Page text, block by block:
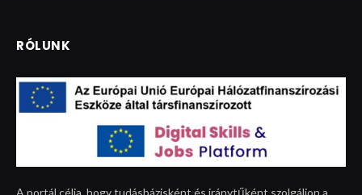
RÓLUNK